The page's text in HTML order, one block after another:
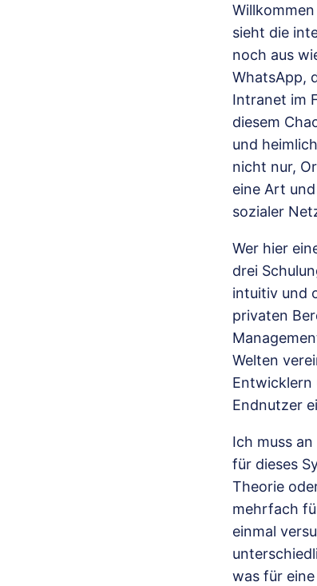
sieht die
noch aus
WhatsApp,
Intranet im
diesem
und
nicht nur,
eine Art
sozialer
Wer hier
drei
intuitiv und
privaten
Welten
Entwicklern
Endnutzer
Ich muss
für dieses
Theorie
mehrfach
einmal
was für